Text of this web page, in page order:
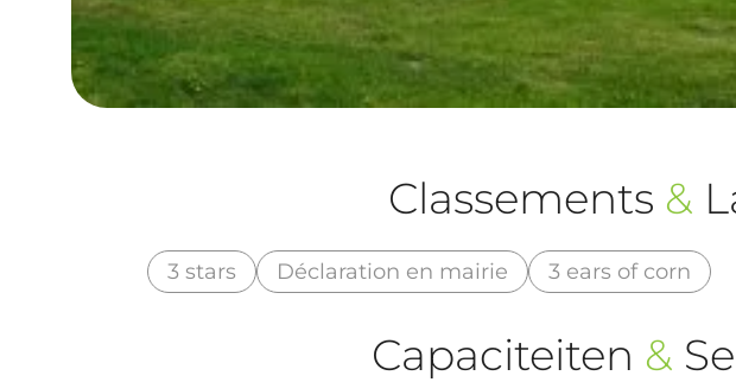
Classements &
3 stars Déclaration en mairie 3 ears of corn
Capaciteiten &